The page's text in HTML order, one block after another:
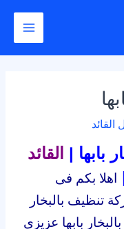
Main
القائد
بابها | القائد
اهلا بكم فى
تنظيف بالبخار
بابها عزيزي